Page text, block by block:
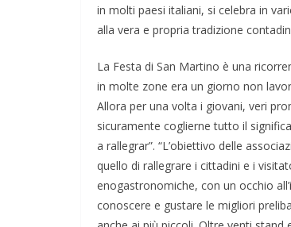
in molti paesi italiani, si celebra in
alla vera e propria tradizione
La Festa di San Martino è una
in molte zone era un giorno non
Allora per una volta i giovani, veri
sicuramente coglierne tutto il
a rallegrar”. “L’obiettivo delle
quello di rallegrare i cittadini e i
enogastronomiche, con un occhio
conoscere e gustare le migliori